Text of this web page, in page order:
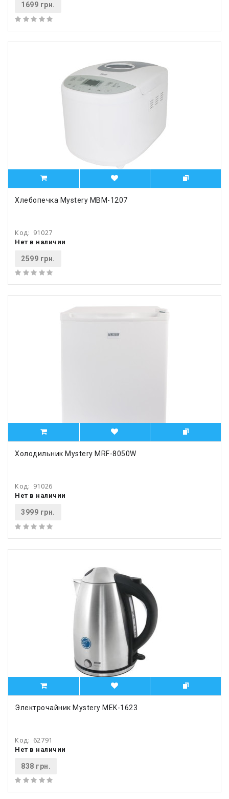
1699 грн.
Хлебопечка Mystery MBM-1207
Код: 91027
Нет в наличии
2599 грн.
Холодильник Mystery MRF-8050W
Код: 91026
Нет в наличии
3999 грн.
Электрочайник Mystery MEK-1623
Код: 62791
Нет в наличии
838 грн.